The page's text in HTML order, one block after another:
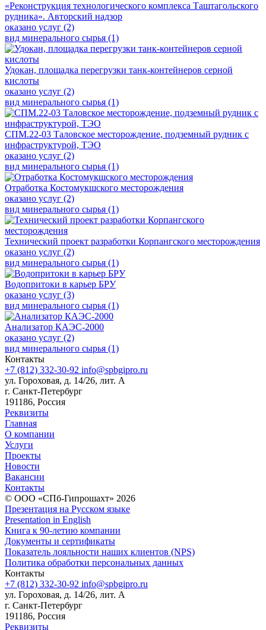
«Реконструкция технологического комплекса Таштагольского
рудника». Авторский надзор
оказано услуг (2)
вид минерального сырья (1)
Удокан, площадка перегрузки танк-контейнеров серной
кислоты
оказано услуг (2)
вид минерального сырья (1)
СПМ.22-03 Таловское месторождение, подземный рудник с
инфраструктурой, ТЭО
оказано услуг (2)
вид минерального сырья (1)
Отработка Костомукшского месторождения
оказано услуг (2)
вид минерального сырья (1)
Технический проект разработки Корпангского месторождения
оказано услуг (2)
вид минерального сырья (1)
Водопритоки в карьер БРУ
оказано услуг (3)
вид минерального сырья (1)
Анализатор КАЭС-2000
оказано услуг (2)
вид минерального сырья (1)
Контакты
+7 (812) 332-30-92 info@spbgipro.ru
ул. Гороховая, д. 14/26, лит. А
г. Санкт-Петербург
191186, Россия
Реквизиты
Главная
О компании
Услуги
Проекты
Новости
Вакансии
Контакты
© ООО «СПб-Гипрошахт» 2026
Презентация на Русском языке
Presentation in English
Книга к 90-летию компании
Документы и сертификаты
Показатель лояльности наших клиентов (NPS)
Политика обработки персональных данных
Контакты
+7 (812) 332-30-92 info@spbgipro.ru
ул. Гороховая, д. 14/26, лит. А
г. Санкт-Петербург
191186, Россия
Реквизиты